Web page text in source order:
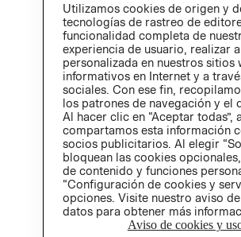
Utilizamos cookies de origen y
tecnologías de rastreo de
funcionalidad completa de
experiencia de usuario, realizar
personalizada en nuestros
informativos en Internet y a
sociales. Con ese fin,
los patrones de navegación y el
Al hacer clic en “Aceptar
compartamos esta información
socios publicitarios. Al elegir
bloquean las cookies
de contenido y funciones
“Configuración de cookies y
opciones. Visite nuestro aviso
datos para obtener más
Aviso de cookies y